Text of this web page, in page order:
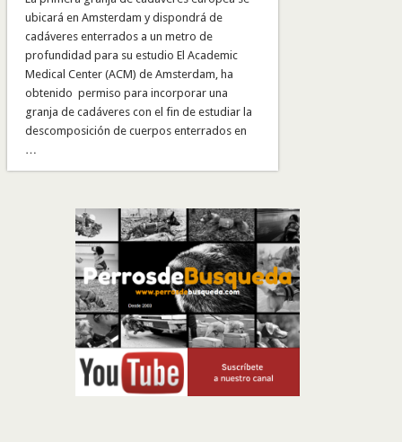
ubicará en Amsterdam y dispondrá de
cadáveres enterrados a un metro de
profundidad para su estudio El Academic
Medical Center (ACM) de Amsterdam, ha
obtenido permiso para incorporar una
granja de cadáveres con el fin de estudiar la
descomposición de cuerpos enterrados en
…